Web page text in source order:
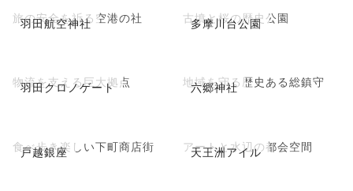
羽田航空神社
旅の安全を祈る空港の社 多摩川台公園
古墳と桜の歴史公園
羽田クロノゲート
物流を支える巨大拠点 六郷神社
地域を守る歴史ある総鎮守
戸越銀座
食べ歩き楽しい下町商店街 天王洲アイル
アートと水辺の都会空間